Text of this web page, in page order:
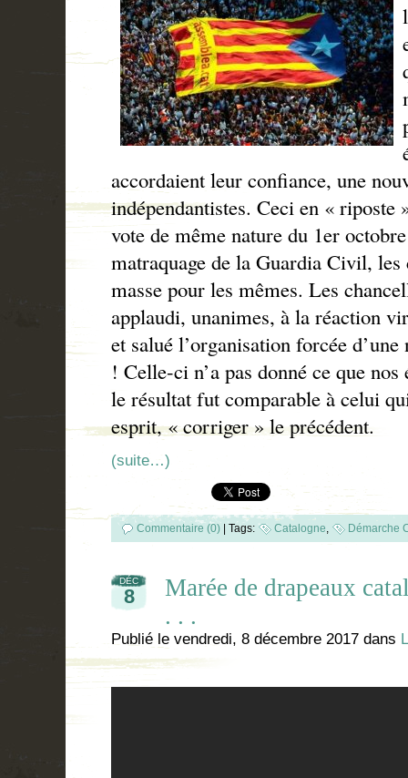
accordaient leur confiance, une
indépendantistes. Ceci en « riposte
vote de même nature du 1er
matraquage de la Guardia Civil, les
masse pour les mêmes. Les
applaudi, unanimes, à la réaction
et salué l’organisation forcée
! Celle-ci n’a pas donné ce que
le résultat fut comparable à celui
esprit, « corriger » le précédent.
(suite…)
Commentaire (0) | Tags: Catalogne Démarche
DÉC
8
Marée de drapeaux
. . .
Publié le vendredi, 8 décembre 2017 dans